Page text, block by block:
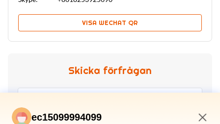
VISA WECHAT QR
Skicka förfrågan
ec15099994099